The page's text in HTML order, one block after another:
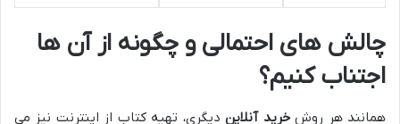
چالش های احتمالی و چگونه از آن ها
اجتناب کنیم؟
همانند هر روشخرید آنلایندیگری، تهیه کتاب از اینترنت نیز می